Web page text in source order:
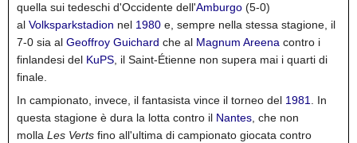
quella sui tedeschi d'Occidente dell'Amburgo (5-0)
al Volksparkstadion nel 1980 e, sempre nella stessa stagione, il
7-0 sia al Geoffroy Guichard che al Magnum Areena contro i
finlandesi del KuPS , il Saint-Étienne non supera mai i quarti di
finale.
In campionato, invece, il fantasista vince il torneo del 1981
. In
questa stagione è dura la lotta contro il Nantes , che non
molla Les Verts fino all'ultima di campionato giocata contro